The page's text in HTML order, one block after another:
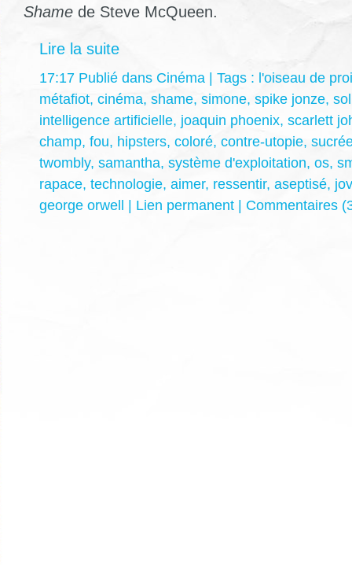
Shame de Steve McQueen.
Lire la suite
17:17 Publié dans Cinéma | Tags : l'oiseau de
métafiot, cinéma, shame, simone, spike jonze,
intelligence artificielle, joaquin phoenix, scarlett
champ, fou, hipsters, coloré, contre-utopie,
twombly, samantha, système d'exploitation, os,
rapace, technologie, aimer, ressentir, aseptisé,
george orwell | Lien permanent | Commentaires